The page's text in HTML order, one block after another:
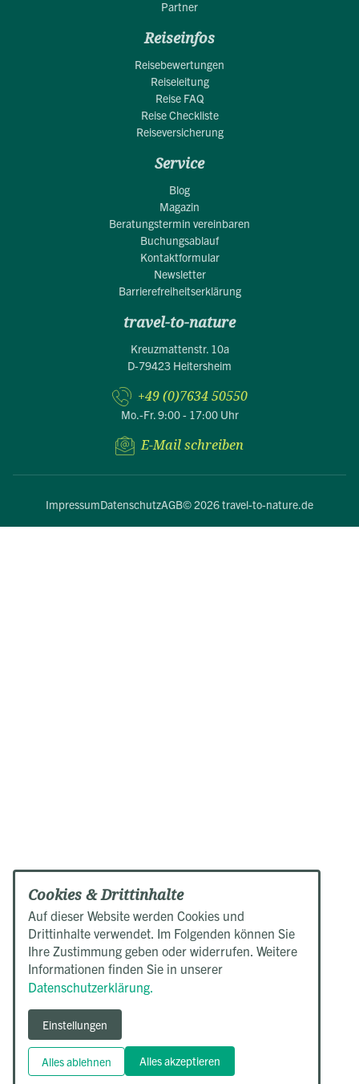
Partner
Reiseinfos
Reisebewertungen
Reiseleitung
Reise FAQ
Reise Checkliste
Reiseversicherung
Service
Blog
Magazin
Beratungstermin vereinbaren
Buchungsablauf
Kontaktformular
Newsletter
Barrierefreiheitserklärung
travel-to-nature
Kreuzmattenstr. 10a
D-79423 Heitersheim
+49 (0)7634 50550
Mo.-Fr. 9:00 - 17:00 Uhr
E-Mail schreiben
ImpressumDatenschutzAGB© 2026 travel-to-nature.de
Cookies & Drittinhalte
Auf dieser Website werden Cookies und
Drittinhalte verwendet. Im Folgenden können Sie
Ihre Zustimmung geben oder widerrufen. Weitere
Informationen finden Sie in unserer
Datenschutzerklärung.
Einstellungen
Alles ablehnen Alles akzeptieren